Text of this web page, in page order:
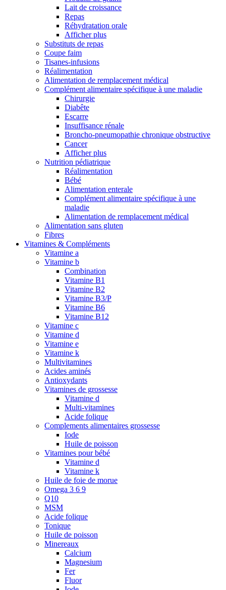
Lait de croissance
Repas
Réhydratation orale
Afficher plus
Substituts de repas
Coupe faim
Tisanes-infusions
Réalimentation
Alimentation de remplacement médical
Complément alimentaire spécifique à une maladie
Chirurgie
Diabête
Escarre
Insuffisance rénale
Broncho-pneumopathie chronique obstructive
Cancer
Afficher plus
Nutrition pédiatrique
Réalimentation
Bébé
Alimentation enterale
Complément alimentaire spécifique à une
maladie
Alimentation de remplacement médical
Alimentation sans gluten
Fibres
Vitamines & Compléments
Vitamine a
Vitamine b
Combination
Vitamine B1
Vitamine B2
Vitamine B3/P
Vitamine B6
Vitamine B12
Vitamine c
Vitamine d
Vitamine e
Vitamine k
Multivitamines
Acides aminés
Antioxydants
Vitamines de grossesse
Vitamine d
Multi-vitamines
Acide folique
Complements alimentaires grossesse
Iode
Huile de poisson
Vitamines pour bébé
Vitamine d
Vitamine k
Huile de foie de morue
Omega 3 6 9
Q10
MSM
Acide folique
Tonique
Huile de poisson
Minereaux
Calcium
Magnesium
Fer
Fluor